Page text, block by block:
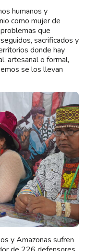
humanos y
como mujer de
que
sacrificados y
donde hay
artesanal o formal,
se los llevan
y Amazonas sufren